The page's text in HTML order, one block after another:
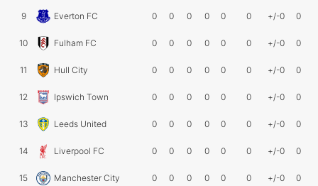
9 Everton FC 0 0 0 0 0 0 +/-0 0
10 Fulham FC 0 0 0 0 0 0 +/-0 0
11 Hull City 0 0 0 0 0 0 +/-0 0
12 Ipswich Town 0 0 0 0 0 0 +/-0 0
13 Leeds United 0 0 0 0 0 0 +/-0 0
14 Liverpool FC 0 0 0 0 0 0 +/-0 0
15 Manchester City 0 0 0 0 0 0 +/-0 0